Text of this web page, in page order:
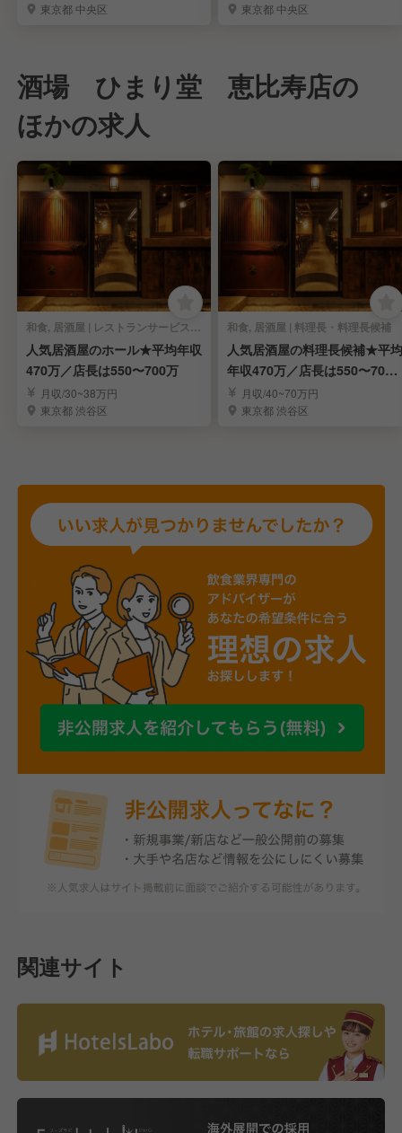
東京都 中央区
東京都 中央区
酒場 ひまり堂 恵比寿店の
ほかの求人
和食, 居酒屋 | レストランサービス・ホールスタッフ
人気居酒屋のホール★平均年収
470万／店長は550〜700万
月収/30~38万円
東京都 渋谷区
和食, 居酒屋 | 料理長・料理長候補
人気居酒屋の料理長候補★平均
年収470万／店長は550〜700
万 月収/40~70万円
東京都 渋谷区
関連サイト